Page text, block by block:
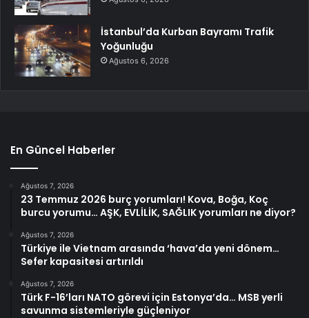
İstanbul’da Kurban Bayramı Trafik
Yoğunluğu
Ağustos 6, 2026
En Güncel Haberler
Ağustos 7, 2026
23 Temmuz 2026 burç yorumları! Kova, Boğa, Koç
burcu yorumu… AŞK, EVLİLİK, SAĞLIK yorumları ne diyor?
Ağustos 7, 2026
Türkiye ile Vietnam arasında ‘hava’da yeni dönem…
Sefer kapasitesi artırıldı
Ağustos 7, 2026
Türk F-16’ları NATO görevi için Estonya’da… MSB yerli
savunma sistemleriyle güçleniyor